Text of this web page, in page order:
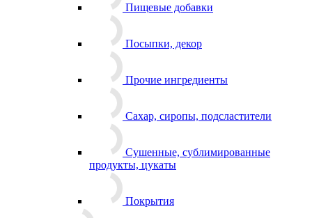
Пищевые добавки
Посыпки, декор
Прочие ингредиенты
Сахар, сиропы, подсластители
Сушенные, сублимированные
продукты, цукаты
Покрытия